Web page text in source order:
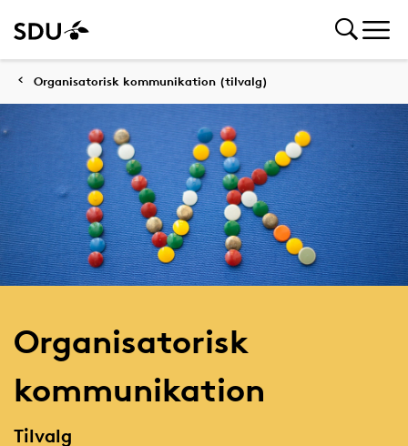
Organisatorisk kommunikation (tilvalg)
Organisatorisk
kommunikation
Tilvalg